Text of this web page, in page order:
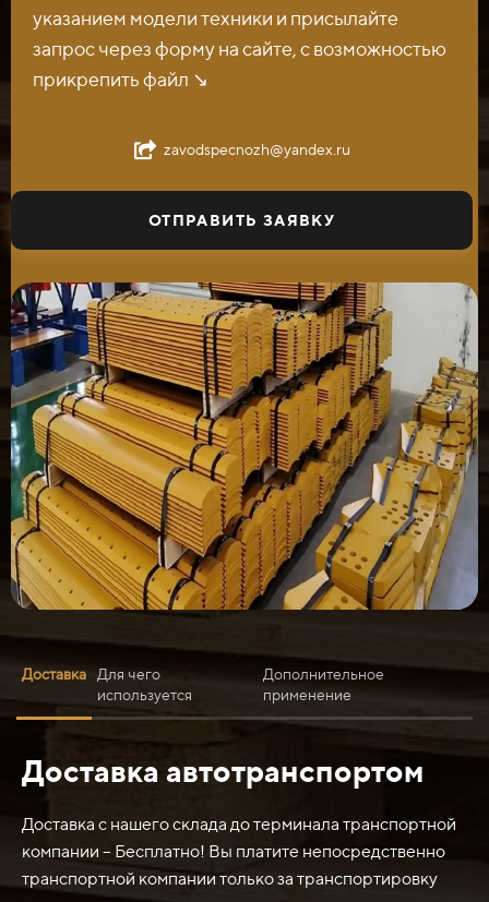
указанием модели техники и присылайте
запрос через форму на сайте, с возможностью
прикрепить файл ↘️
zavodspecnozh@yandex.ru
ОТПРАВИТЬ ЗАЯВКУ
Доставка
Для чего
используется
Дополнительное
применение
Доставка автотранспортом
Доставка с нашего склада до терминала транспортной
компании – Бесплатно! Вы платите непосредственно
транспортной компании только за транспортировку
Нож средний ДЗ-180 225.21.00.00.008 (передний
отвал) с наплавкой используется в строительстве и
дорожных работах для различных задач. Он
устанавливается на специализированное
оборудование, такое как дорожные катки, бульдозеры